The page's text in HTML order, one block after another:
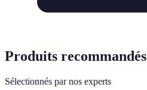
Produits recommandés
Sélectionnés par nos experts